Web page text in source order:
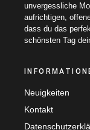
unvergessliche
aufrichtigen,
dass du das
schönsten Tag
Neuigkeiten
Kontakt